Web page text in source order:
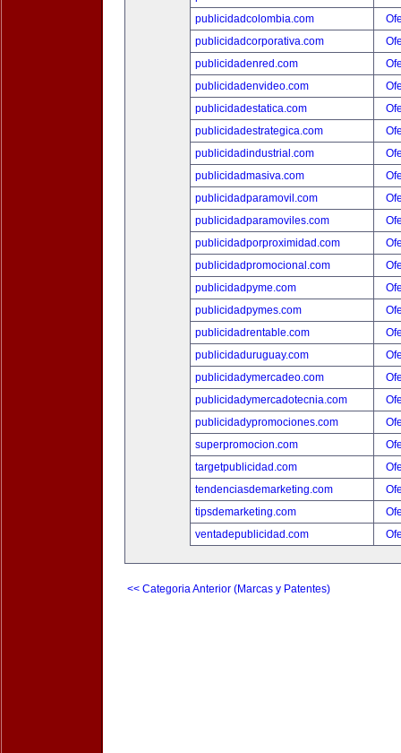
publicidadcolombia.com
publicidadcorporativa.com
publicidadenred.com
publicidadenvideo.com
publicidadestatica.com
publicidadestrategica.com
publicidadindustrial.com
publicidadmasiva.com
publicidadparamovil.com
publicidadparamoviles.com
publicidadporproximidad.com
publicidadpromocional.com
publicidadpyme.com
publicidadpymes.com
publicidadrentable.com
publicidaduruguay.com
publicidadymercadeo.com
publicidadymercadotecnia.com
publicidadypromociones.com
superpromocion.com
targetpublicidad.com
tendenciasdemarketing.com
tipsdemarketing.com
ventadepublicidad.com
<< Categoria Anterior (Marcas y Patentes)